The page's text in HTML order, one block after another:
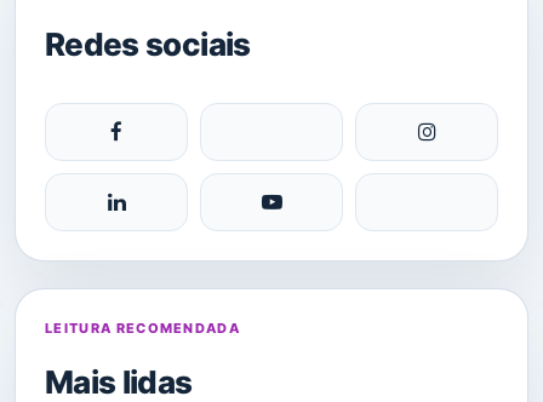
Redes sociais
LEITURA RECOMENDADA
Mais lidas